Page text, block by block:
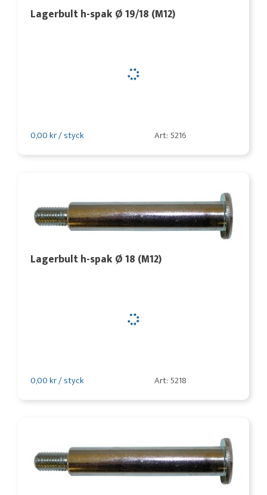
Lagerbult h-spak Ø 19/18 (M12)
0,00 kr / styck Art: 5216
Lagerbult h-spak Ø 18 (M12)
0,00 kr / styck Art: 5218